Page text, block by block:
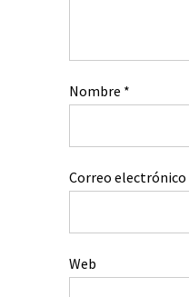
Nombre *
Correo electrónico
Web